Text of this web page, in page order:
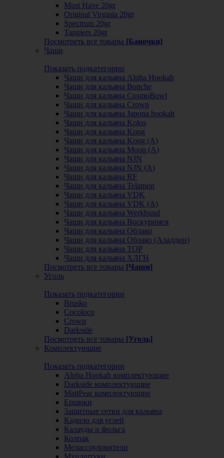
Must Have 20gr
Original Virginia 20gr
Spectrum 20gr
Tangiers 20gr
Посмотреть все товары [Баночки]
Чаши
Показать подкатегории
Чаши для кальяна Alpha Hookah
Чаши для кальяна Bonche
Чаши для кальяна CosmoBowl
Чаши для кальяна Crown
Чаши для кальяна Japona hookah
Чаши для кальяна Kolos
Чаши для кальяна Kong
Чаши для кальяна Kong (A)
Чаши для кальяна Moon (А)
Чаши для кальяна NJN
Чаши для кальяна NJN (А)
Чаши для кальяна RF
Чаши для кальяна Telamon
Чаши для кальяна VDK
Чаши для кальяна VDK (А)
Чаши для кальяна Werkbund
Чаши для кальяна Воскуримся
Чаши для кальяна Облако
Чаши для кальяна Облако (Аладдин)
Чаши для кальяна ТОР
Чаши для кальяна ХЛГН
Посмотреть все товары [Чаши]
Уголь
Показать подкатегории
Brusko
Cocoloco
Crown
Darkside
Посмотреть все товары [Уголь]
Комплектующие
Показать подкатегории
Alpha Hookah комплектующие
Darkside комплектующие
MattPear комплектующие
Ершики
Защитные сетки для кальяна
Кадило для углей
Калауды и фольга
Колпак
Мелассоуловители
Мундштуки